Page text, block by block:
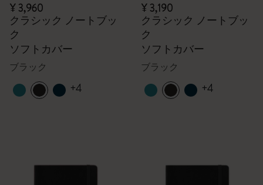
¥ 3,960
クラシック ノートブッ
ク
ソフトカバー
ブラック
+4
¥ 3,190
クラシック ノートブッ
ク
ソフトカバー
ブラック
+4